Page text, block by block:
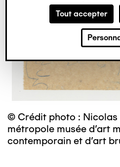
Tout accepter
© Crédit photo :
métropole musée d’art
contemporain et d’art